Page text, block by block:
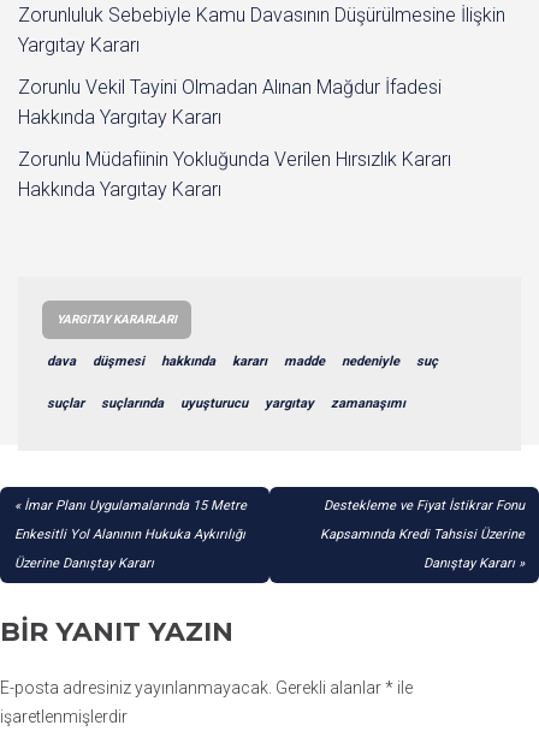
Zorunluluk Sebebiyle Kamu Davasının Düşürülmesine İlişkin
Yargıtay Kararı
Zorunlu Vekil Tayini Olmadan Alınan Mağdur İfadesi
Hakkında Yargıtay Kararı
Zorunlu Müdafiinin Yokluğunda Verilen Hırsızlık Kararı
Hakkında Yargıtay Kararı
YARGITAY KARARLARI
dava düşmesi hakkında kararı madde nedeniyle suç
suçlar suçlarında uyuşturucu yargıtay zamanaşımı
YAZI
GEZINMESI
İmar Planı Uygulamalarında 15 Metre
Enkesitli Yol Alanının Hukuka Aykırılığı
Üzerine Danıştay Kararı
Destekleme ve Fiyat İstikrar Fonu
Kapsamında Kredi Tahsisi Üzerine
Danıştay Kararı
BIR YANIT YAZIN
E-posta adresiniz yayınlanmayacak. Gerekli alanlar* ile
işaretlenmişlerdir